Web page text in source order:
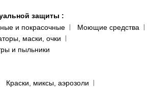
защиты :
и покрасочные
Моющие средства
маски, очки
и пыльники
Краски, миксы, аэрозоли